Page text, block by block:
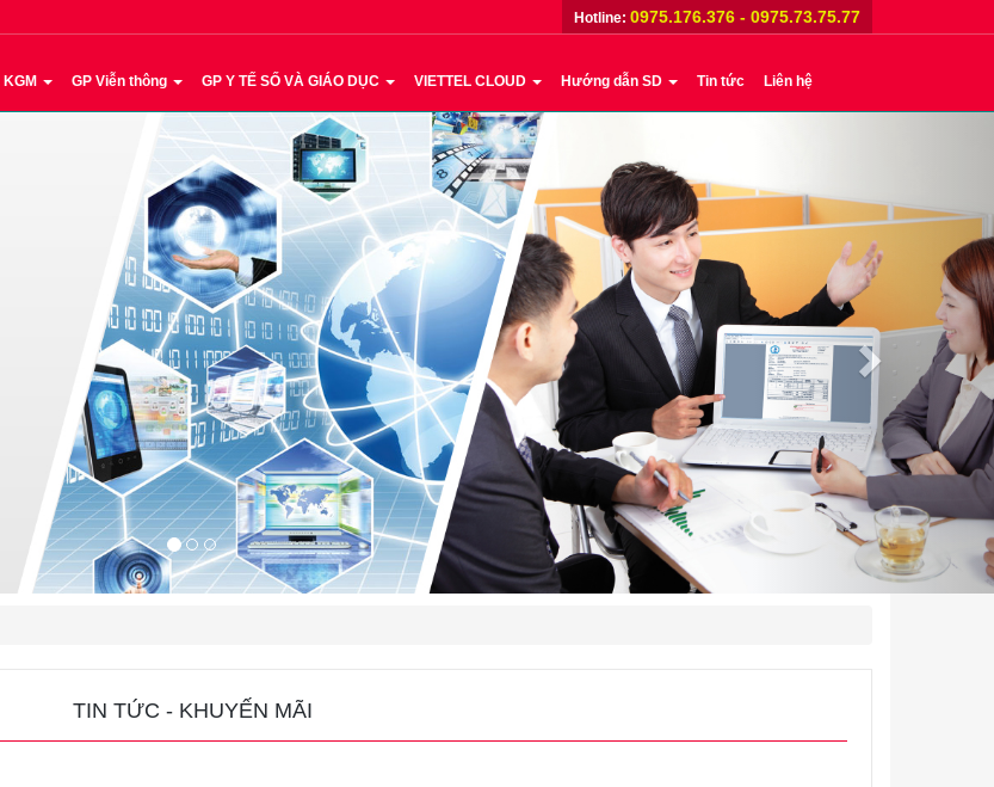
Hotline: 0975.176.376 - 0975.73.75.77
GP Viễn thông GP Y TẾ SỐ VÀ GIÁO DỤC VIETTEL CLOUD Hướng dẫn SD Tin tức Liên hệ
TIN TỨC - KHUYẾN MÃI